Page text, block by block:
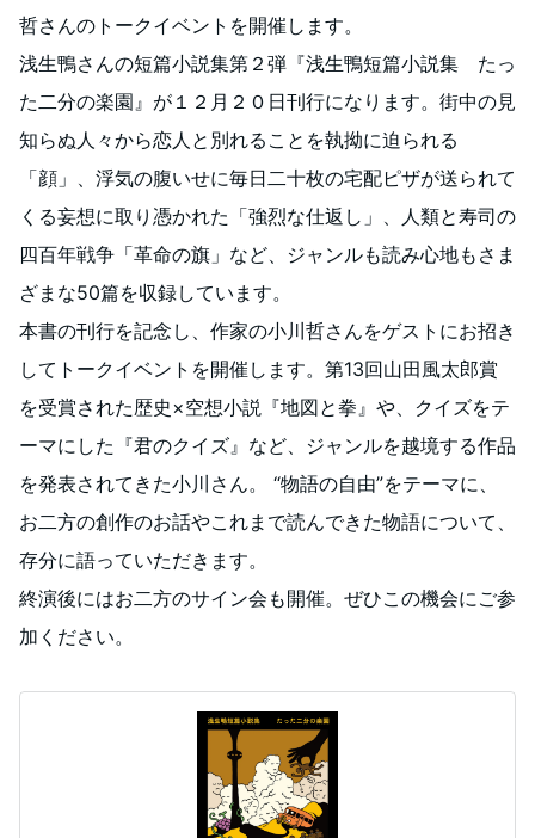
哲さんのトークイベントを開催します。
浅生鴨さんの短篇小説集第２弾『浅生鴨短篇小説集 たっ
た二分の楽園』が１２月２０日刊行になります。街中の見
知らぬ人々から恋人と別れることを執拗に迫られる
「顔」、浮気の腹いせに毎日二十枚の宅配ピザが送られて
くる妄想に取り憑かれた「強烈な仕返し」、人類と寿司の
四百年戦争「革命の旗」など、ジャンルも読み心地もさま
ざまな50篇を収録しています。
本書の刊行を記念し、作家の小川哲さんをゲストにお招き
してトークイベントを開催します。第13回山田風太郎賞
を受賞された歴史×空想小説『地図と拳』や、クイズをテ
ーマにした『君のクイズ』など、ジャンルを越境する作品
を発表されてきた小川さん。 “物語の自由”をテーマに、
お二方の創作のお話やこれまで読んできた物語について、
存分に語っていただきます。
終演後にはお二方のサイン会も開催。ぜひこの機会にご参
加ください。